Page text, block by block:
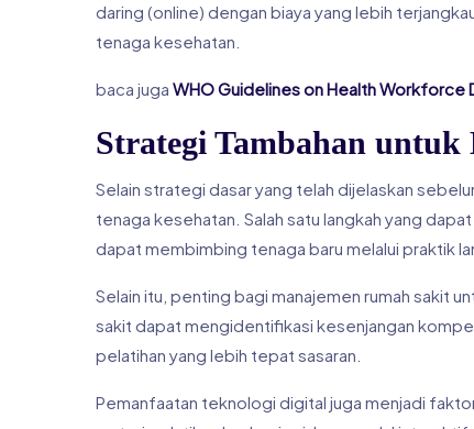
daring (online) dengan biaya yang lebih
tenaga kesehatan.
baca juga WHO Guidelines on Health
Strategi Tambahan
Selain strategi dasar yang telah dijelaskan
tenaga kesehatan. Salah satu langkah yang
dapat membimbing tenaga baru melalui praktik
Selain itu, penting bagi manajemen rumah sakit
sakit dapat mengidentifikasi kesenjangan
pelatihan yang lebih tepat sasaran.
Pemanfaatan teknologi digital juga menjadi